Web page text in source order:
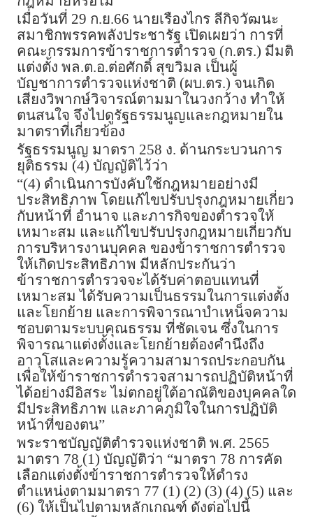
เมื่อวันที่ 29 ก.ย.66 นายเรืองไกร ลีกิจวัฒนะ
สมาชิกพรรคพลังประชารัฐ เปิดเผยว่า การที่
คณะกรรมการข้าราชการตำรวจ (ก.ตร.) มีมติ
แต่งตั้ง พล.ต.อ.ต่อศักดิ์ สุขวิมล เป็นผู้
บัญชาการตำรวจแห่งชาติ (ผบ.ตร.) จนเกิด
เสียงวิพากษ์วิจารณ์ตามมาในวงกว้าง ทำให้
ตนสนใจ จึงไปดูรัฐธรรมนูญและกฎหมายใน
มาตราที่เกี่ยวข้อง
รัฐธรรมนูญ มาตรา 258 ง. ด้านกระบวนการ
ยุติธรรม (4) บัญญัติไว้ว่า
“(4) ดำเนินการบังคับใช้กฎหมายอย่างมี
ประสิทธิภาพ โดยแก้ไขปรับปรุงกฎหมายเกี่ยว
กับหน้าที่ อำนาจ และภารกิจของตำรวจให้
เหมาะสม และแก้ไขปรับปรุงกฎหมายเกี่ยวกับ
การบริหารงานบุคคล ของข้าราชการตำรวจ
ให้เกิดประสิทธิภาพ มีหลักประกันว่า
ข้าราชการตำรวจจะได้รับค่าตอบแทนที่
เหมาะสม ได้รับความเป็นธรรมในการแต่งตั้ง
และโยกย้าย และการพิจารณาบำเหน็จความ
ชอบตามระบบคุณธรรม ที่ชัดเจน ซึ่งในการ
พิจารณาแต่งตั้งและโยกย้ายต้องคำนึงถึง
อาวุโสและความรู้ความสามารถประกอบกัน
เพื่อให้ข้าราชการตำรวจสามารถปฏิบัติหน้าที่
ได้อย่างมีอิสระ ไม่ตกอยู่ใต้อาณัติของบุคคลใด
มีประสิทธิภาพ และภาคภูมิใจในการปฏิบัติ
หน้าที่ของตน”
พระราชบัญญัติตำรวจแห่งชาติ พ.ศ. 2565
มาตรา 78 (1) บัญญัติว่า “มาตรา 78 การคัด
เลือกแต่งตั้งข้าราชการตำรวจให้ดำรง
ตำแหน่งตามมาตรา 77 (1) (2) (3) (4) (5) และ
(6) ให้เป็นไปตามหลักเกณฑ์ ดังต่อไปนี้